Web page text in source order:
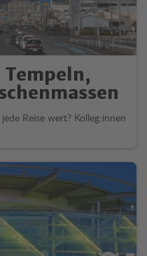
Tempeln,
Reise wert? Kolleg:innen